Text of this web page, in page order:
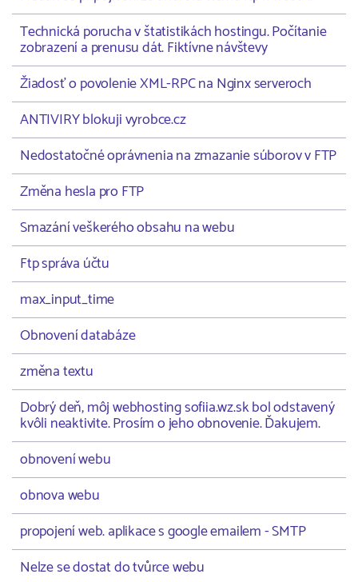
Technická porucha v štatistikách hostingu. Počítanie
zobrazení a prenusu dát. Fiktívne návštevy
Žiadosť o povolenie XML-RPC na Nginx serveroch
ANTIVIRY blokuji vyrobce.cz
Nedostatočné oprávnenia na zmazanie súborov v FTP
Změna hesla pro FTP
Smazání veškerého obsahu na webu
Ftp správa účtu
max_input_time
Obnovení databáze
změna textu
Dobrý deň, môj webhosting sofiia.wz.sk bol odstavený
kvôli neaktivite. Prosím o jeho obnovenie. Ďakujem.
obnovení webu
obnova webu
propojení web. aplikace s google emailem - SMTP
Nelze se dostat do tvůrce webu